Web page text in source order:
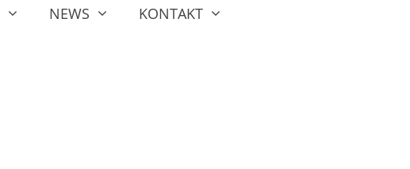
NEWS KONTAKT